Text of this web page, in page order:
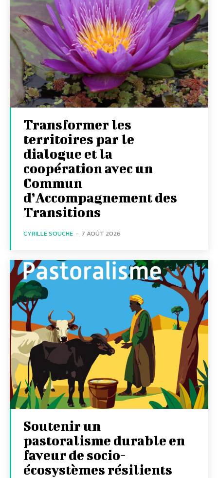
Transformer les
territoires par le
dialogue et la
coopération avec un
Commun
d’Accompagnement des
Transitions
CYRILLE SOUCHE - 7 AOÛT 2026
Soutenir un
pastoralisme durable en
faveur de socio-
écosystèmes résilients